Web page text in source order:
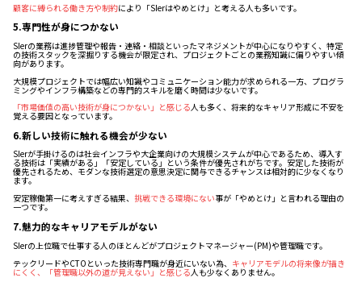
顧客に縛られる働き方や制約により「SIerはやめとけ」と考える人も多いです。
5.専門性が身につかない
SIerの業務は進捗管理や報告・連絡・相談といったマネジメントが中心になりやすく、特定
の技術スタックを深掘りする機会が限定され、プロジェクトごとの業務知識に偏りやすい傾
向があります。
大規模プロジェクトでは幅広い知識やコミュニケーション能力が求められる一方、プログラ
ミングやインフラ構築などの専門的スキルを磨く時間は少ないです。
「市場価値の高い技術が身につかない」と感じる人も多く、将来的なキャリア形成に不安を
覚える要因となっています。
6.新しい技術に触れる機会が少ない
SIerが手掛けるのは社会インフラや大企業向けの大規模システムが中心であるため、導入す
る技術は「実績がある」「安定している」という条件が優先されがちです。安定した技術が
優先されるため、モダンな技術選定の意思決定に関与できるチャンスは相対的に少なくなり
ます。
安定稼働第一に考えすぎる結果、 挑戦できる環境にない事が「やめとけ」と言われる理由の
一つです。
7.魅力的なキャリアモデルがない
SIerの上位職で仕事する人のほとんどがプロジェクトマネージャー(PM)や管理職です。
テックリードやCTOといった技術専門職が身近にいない為、 キャリアモデルの将来像が描き
にくく、「管理職以外の道が見えない」と感じる 人も少なくありません。